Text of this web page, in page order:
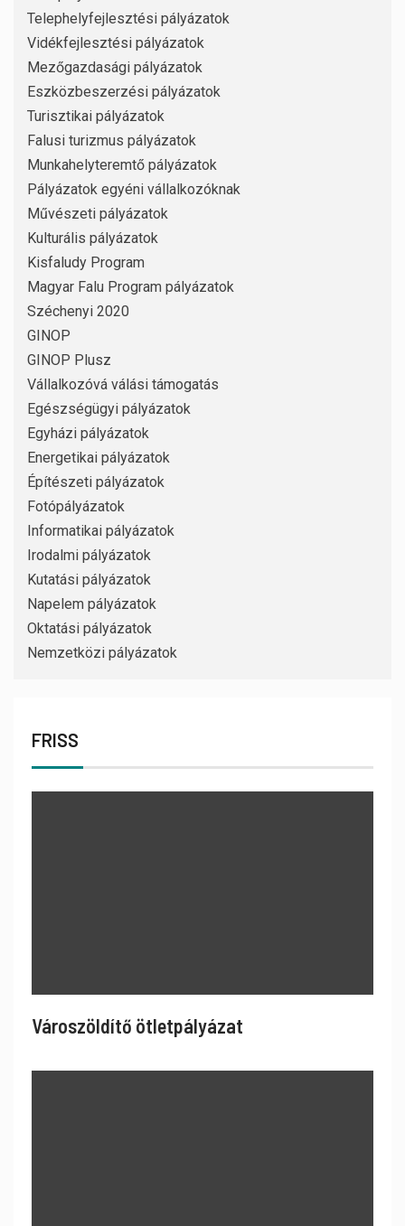
Telephelyfejlesztési pályázatok
Vidékfejlesztési pályázatok
Mezőgazdasági pályázatok
Eszközbeszerzési pályázatok
Turisztikai pályázatok
Falusi turizmus pályázatok
Munkahelyteremtő pályázatok
Pályázatok egyéni vállalkozóknak
Művészeti pályázatok
Kulturális pályázatok
Kisfaludy Program
Magyar Falu Program pályázatok
Széchenyi 2020
GINOP
GINOP Plusz
Vállalkozóvá válási támogatás
Egészségügyi pályázatok
Egyházi pályázatok
Energetikai pályázatok
Építészeti pályázatok
Fotópályázatok
Informatikai pályázatok
Irodalmi pályázatok
Kutatási pályázatok
Napelem pályázatok
Oktatási pályázatok
Nemzetközi pályázatok
FRISS
Városzöldítő ötletpályázat